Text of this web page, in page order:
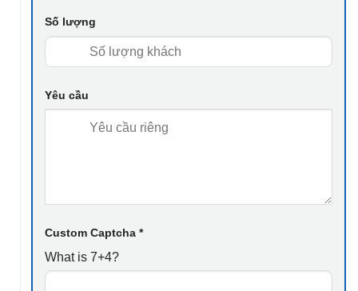
Số lượng
Địa
/
Yêu cầu
Custom Captcha *
What is 7+4?